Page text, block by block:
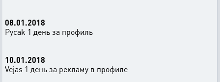
08.01.2018
Pycak 1 день за профиль
10.01.2018
Vejas 1 день за рекламу в профиле